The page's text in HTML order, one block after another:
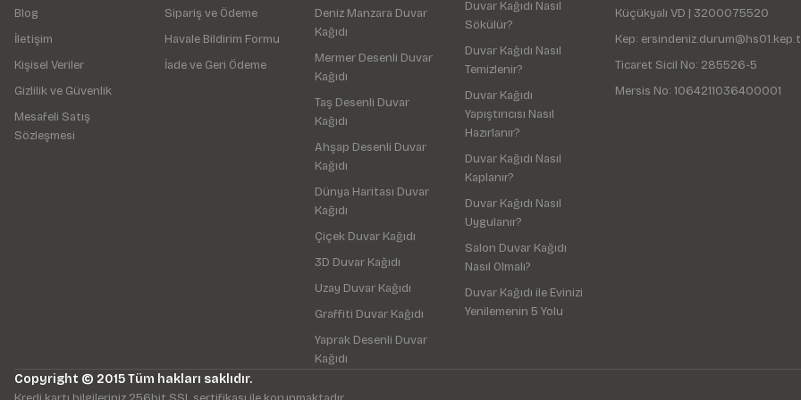
Blog
İletişim
Kişisel Veriler
Gizlilik ve Güvenlik
Mesafeli Satış
Sözleşmesi
Sipariş ve Ödeme
Havale Bildirim Formu
İade ve Geri Ödeme
Deniz Manzara Duvar
Kağıdı
Mermer Desenli Duvar
Kağıdı
Taş Desenli Duvar
Kağıdı
Ahşap Desenli Duvar
Kağıdı
Dünya Haritası Duvar
Kağıdı
Çiçek Duvar Kağıdı
3D Duvar Kağıdı
Uzay Duvar Kağıdı
Graffiti Duvar Kağıdı
Yaprak Desenli Duvar
Kağıdı
Duvar Kağıdı Nasıl
Sökülür?
Duvar Kağıdı Nasıl
Temizlenir?
Duvar Kağıdı
Yapıştırıcısı Nasıl
Hazırlanır?
Duvar Kağıdı Nasıl
Kaplanır?
Duvar Kağıdı Nasıl
Uygulanır?
Salon Duvar Kağıdı
Nasıl Olmalı?
Duvar Kağıdı ile Evinizi
Yenilemenin 5 Yolu
Küçükyalı VD | 3200075520
Kep:
Ticaret Sicil No: 285526-5
Mersis No: 1064211036400001
Copyright © 2015 Tüm hakları saklıdır.